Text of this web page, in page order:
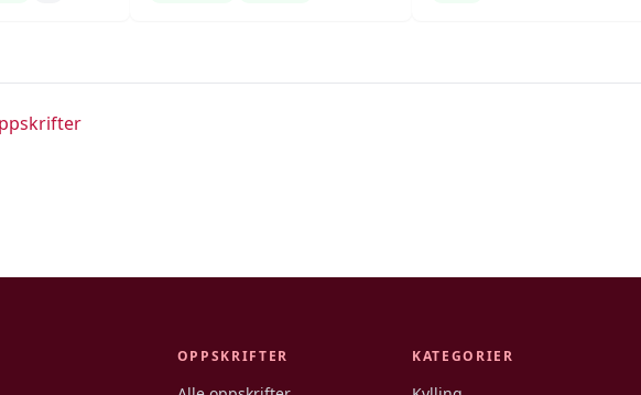
OPPSKRIFTER KATEGORIER